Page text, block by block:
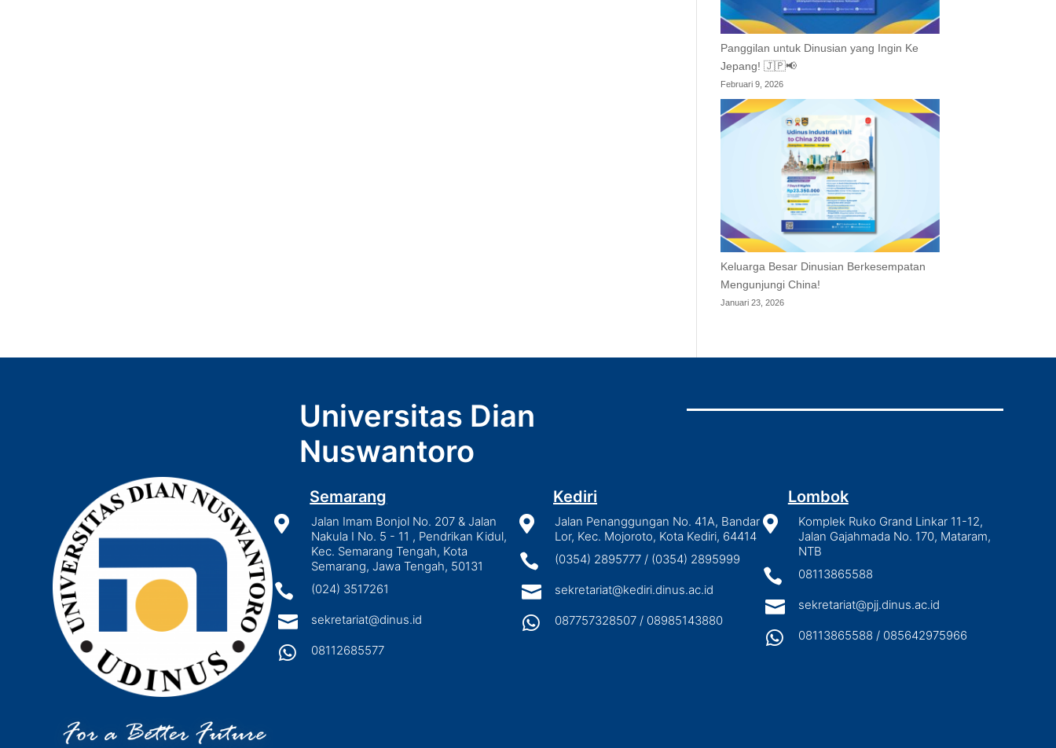
Panggilan untuk Dinusian yang Ingin Ke
Jepang! 🇯🇵📢
Februari 9, 2026
Keluarga Besar Dinusian Berkesempatan
Mengunjungi China!
Januari 23, 2026
Universitas Dian
Nuswantoro
Semarang

Jalan Imam Bonjol No. 207 & Jalan
Nakula I No. 5 - 11 , Pendrikan Kidul,
Kec. Semarang Tengah, Kota
Semarang, Jawa Tengah, 50131
 (024) 3517261
 sekretariat@dinus.id
 08112685577
Kediri

Jalan Penanggungan No. 41A, Bandar
Lor, Kec. Mojoroto, Kota Kediri, 64414
 (0354) 2895777 / (0354) 2895999
 sekretariat@kediri.dinus.ac.id
 087757328507 / 08985143880
Lombok

Komplek Ruko Grand Linkar 11-12,
Jalan Gajahmada No. 170, Mataram,
NTB
 08113865588
 sekretariat@pjj.dinus.ac.id
 08113865588 / 085642975966